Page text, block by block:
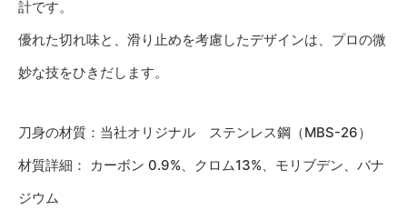
計です。
優れた切れ味と、滑り止めを考慮したデザインは、プロの微
妙な技をひきだします。
刀身の材質：当社オリジナル ステンレス鋼（MBS-26）
材質詳細： カーボン 0.9%、クロム13%、モリブデン、バナ
ジウム